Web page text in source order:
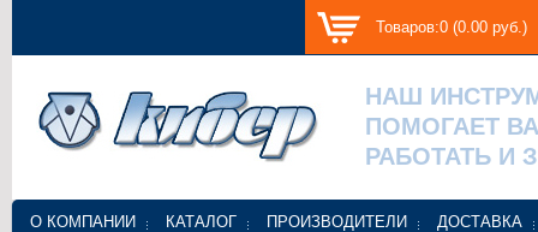
Товаров:0 (0.00 руб.)
НАШ
ПОМОГАЕТ
РАБОТАТЬ И
О КОМПАНИИ КАТАЛОГ ПРОИЗВОДИТЕЛИ ДОСТАВКА